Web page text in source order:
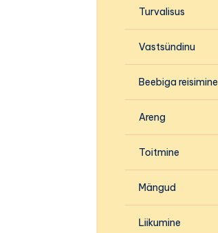
Turvalisus
Vastsündinu
Beebiga reisimine
Areng
Toitmine
Mängud
Liikumine